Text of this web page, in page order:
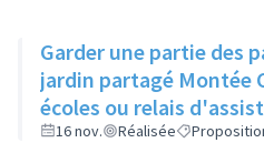
Garder une partie des
jardin partagé Montée
écoles ou relais
16 nov. Réalisée